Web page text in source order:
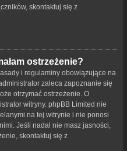
skontaktuj się z
ostrzeżenie?
i regulaminy obowiązujące na
zaleca zapoznanie się
otrzymać ostrzeżenie. O
witryny. phpBB Limited nie
na tej witrynie i nie ponosi
Jeśli nadal nie masz jasności,
skontaktuj się z